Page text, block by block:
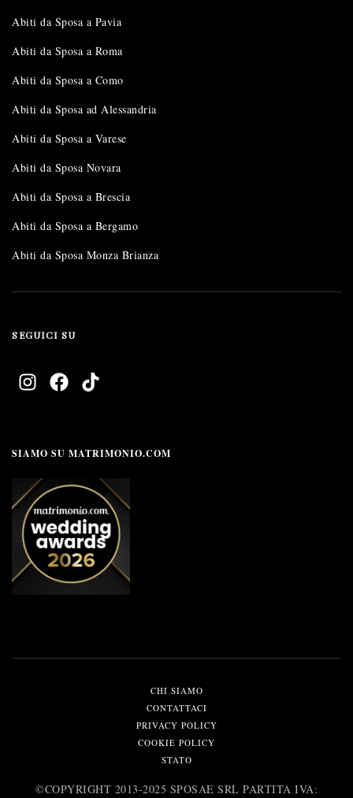
Abiti da Sposa a Pavia
Abiti da Sposa a Roma
Abiti da Sposa a Como
Abiti da Sposa ad Alessandria
Abiti da Sposa a Varese
Abiti da Sposa Novara
Abiti da Sposa a Brescia
Abiti da Sposa a Bergamo
Abiti da Sposa Monza Brianza
SEGUICI SU
SIAMO SU MATRIMONIO.COM
CHI SIAMO
CONTATTACI
PRIVACY POLICY
COOKIE POLICY
STATO
©️COPYRIGHT 2013-2025 SPOSAE SRL PARTITA IVA: